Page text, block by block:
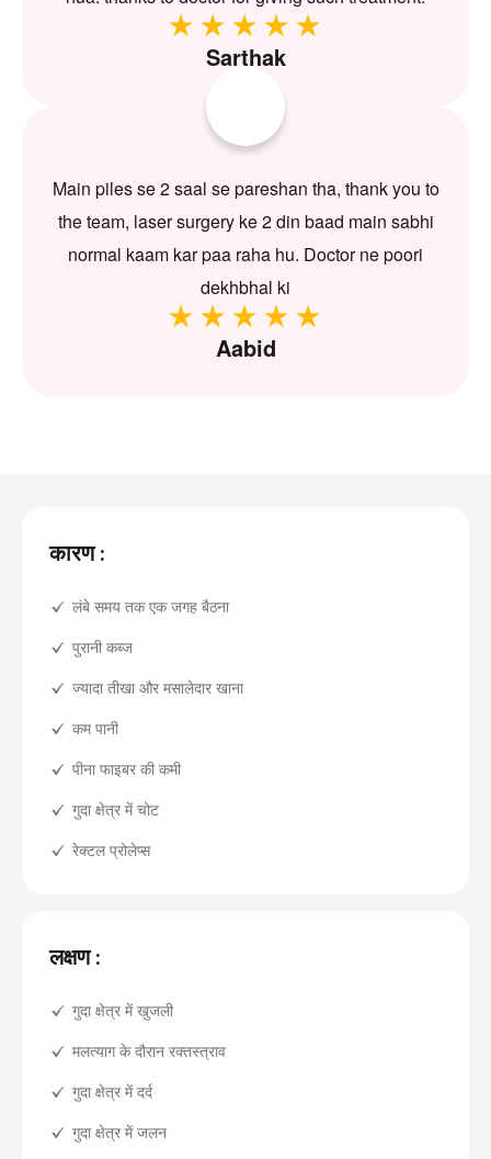
Sarthak
Main piles se 2 saal se pareshan tha, thank you to
the team, laser surgery ke 2 din baad main sabhi
normal kaam kar paa raha hu. Doctor ne poori
dekhbhal ki
Aabid
कारण :
लंबे समय तक एक जगह बैठना
पुरानी कब्ज
ज्यादा तीखा और मसालेदार खाना
कम पानी
पीना फाइबर की कमी
गुदा क्षेत्र में चोट
रेक्टल प्रोलेप्स
लक्षण :
गुदा क्षेत्र में खुजली
मलत्याग के दौरान रक्तस्त्राव
गुदा क्षेत्र में दर्द
गुदा क्षेत्र में जलन